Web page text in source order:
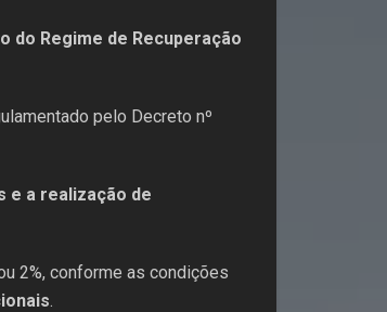
do Regime de Recuperação
pelo Decreto nº
e a realização de
2%, conforme as condições
.